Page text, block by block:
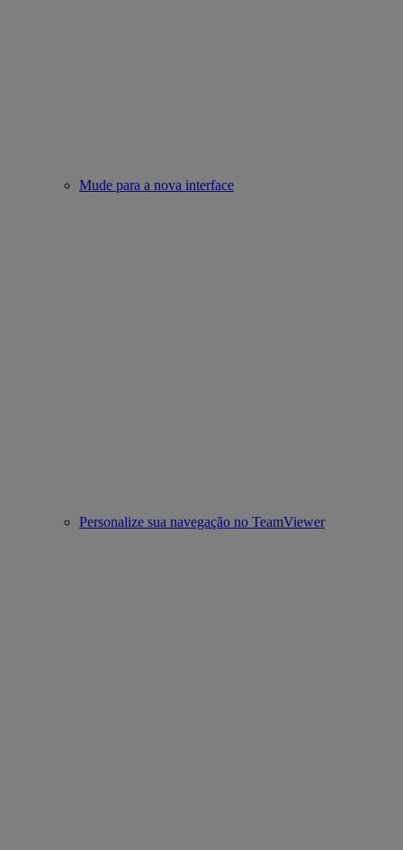
Mude para a nova interface
Personalize sua navegação no TeamViewer